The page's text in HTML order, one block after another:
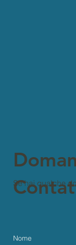
Se hai qualche